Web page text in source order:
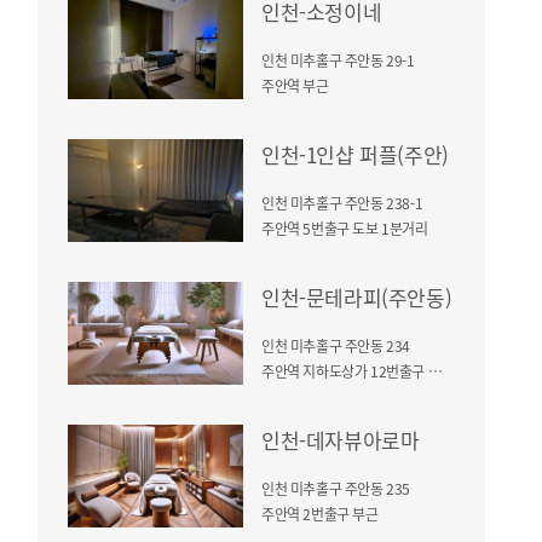
인천-소정이네
인천 미추홀구 주안동 29-1
주안역 부근
인천-1인샵 퍼플(주안)
인천 미추홀구 주안동 238-1
주안역 5번출구 도보 1분거리
인천-문테라피(주안동)
인천 미추홀구 주안동 234
주안역 지하도상가 12번출구 도보5분
인천-데자뷰아로마
인천 미추홀구 주안동 235
주안역 2번출구 부근